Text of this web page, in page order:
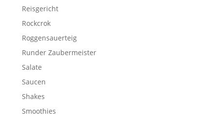
Reisgericht
Rockcrok
Roggensauerteig
Runder Zaubermeister
Salate
Saucen
Shakes
Smoothies